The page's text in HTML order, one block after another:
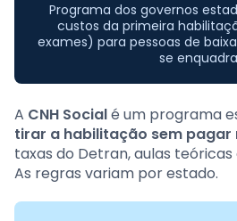
Programa dos governos
custos da primeira
exames) para pessoas de
se
A CNH Socialé um programa
tirar a habilitação sem pagar
taxas do Detran, aulas
As regras variam por estado.